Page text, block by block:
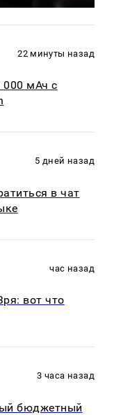
22 минуты назад
000 мАч с
5 дней назад
в чат
час назад
вот что
3 часа назад
бюджетный